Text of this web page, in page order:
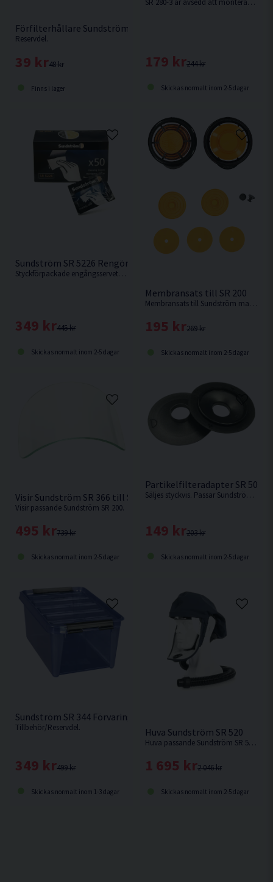
Förfilterhållare Sundström R01-0605
Reservdel.
48 kr
39 kr
Finns i lager
SR 280-3 är avsedd att monteras i helmasker med EN 148-1-gänga för att möjliggöra användning av Sundströms filter. Levereras med förfilterhållare.
244 kr
179 kr
Skickas normalt inom 2-5 dagar
Sundström SR 5226 Rengöringsservetter 50P
Styckförpackade engångsservetter, vatten och 5% Anjon- och Nonjontensider.
445 kr
349 kr
Skickas normalt inom 2-5 dagar
Membransats till SR 200
Membransats till Sundström masken SR 200.
269 kr
195 kr
Skickas normalt inom 2-5 dagar
Visir Sundström SR 366 till SR 200 PC
Visir passande Sundström SR 200.
739 kr
495 kr
Skickas normalt inom 2-5 dagar
Partikelfilteradapter SR 500
Säljes styckvis. Passar Sundström SR 500
203 kr
149 kr
Skickas normalt inom 2-5 dagar
Sundström SR 344 Förvaringslåda
Tillbehör/Reservdel.
499 kr
349 kr
Skickas normalt inom 1-3 dagar
Huva Sundström SR 520
Huva passande Sundström SR 500 / SR 700.
2 046 kr
1 695 kr
Skickas normalt inom 2-5 dagar